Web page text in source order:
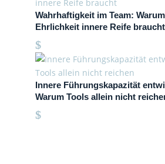
Wahrhaftigkeit im Team: Warum
Ehrlichkeit innere Reife braucht
Innere Führungskapazität
Warum Tools allein nicht